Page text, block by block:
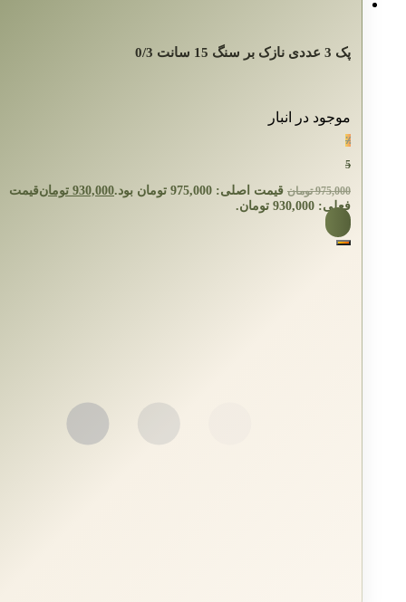
پک 3 عددی نازک بر سنگ 15 سانت 0/3
موجود در انبار
975,000 تومان قیمت اصلی: 975,000 تومان بود. 930,000 تومانقیمت
فعلی: 930,000 تومان.